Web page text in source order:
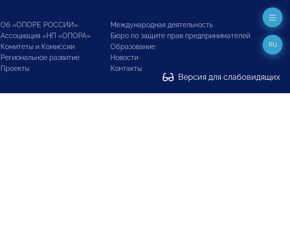
Об «ОПОРЕ РОССИИ»
Ассоциация «НП «ОПОРА»
Комитеты и Комиссии
Региональное развитие
Проекты
Международная деятельность
Бюро по защите прав предпринимателей
Образование
Новости
Контакты
Версия для слабовидящих
RU